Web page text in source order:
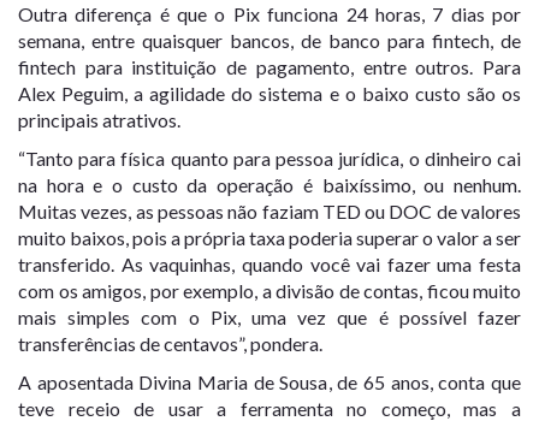
Outra diferença é que o Pix funciona 24 horas, 7 dias por
semana, entre quaisquer bancos, de banco para fintech, de
fintech para instituição de pagamento, entre outros. Para
Alex Peguim, a agilidade do sistema e o baixo custo são os
principais atrativos.
“Tanto para física quanto para pessoa jurídica, o dinheiro cai
na hora e o custo da operação é baixíssimo, ou nenhum.
Muitas vezes, as pessoas não faziam TED ou DOC de valores
muito baixos, pois a própria taxa poderia superar o valor a ser
transferido. As vaquinhas, quando você vai fazer uma festa
com os amigos, por exemplo, a divisão de contas, ficou muito
mais simples com o Pix, uma vez que é possível fazer
transferências de centavos”, pondera.
A aposentada Divina Maria de Sousa, de 65 anos, conta que
teve receio de usar a ferramenta no começo, mas a